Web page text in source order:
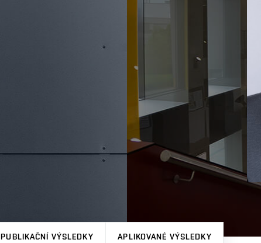
PUBLIKAČNÍ VÝSLEDKY APLIKOVANÉ VÝSLEDKY